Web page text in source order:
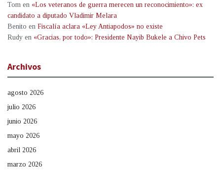
Tom en «Los veteranos de guerra merecen un reconocimiento»: ex
candidato a diputado Vladimir Melara
Benito en Fiscalía aclara «Ley Antiapodos» no existe
Rudy en «Gracias, por todo»: Presidente Nayib Bukele a Chivo Pets
Archivos
agosto 2026
julio 2026
junio 2026
mayo 2026
abril 2026
marzo 2026